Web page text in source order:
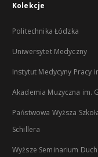
Kolekcje
Politechnika Łódzka
Uniwersytet Medyczny
Instytut Medycyny Pracy
Akademia Muzyczna im.
Państwowa Wyższa
Schillera
Wyższe Seminarium